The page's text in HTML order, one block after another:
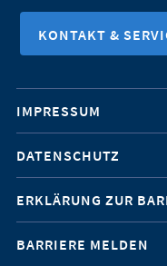
KONTAKT &
Mobile-
Service-
Navigation
IMPRESSUM
DATENSCHUTZ
ERKLÄRUNG ZUR
BARRIERE MELDEN